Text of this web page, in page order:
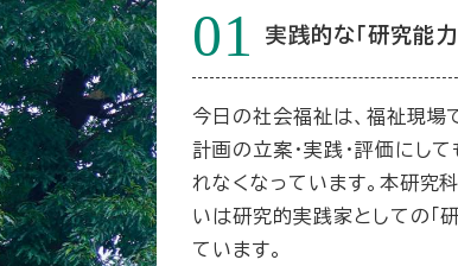
01 実践的な「研究能
今日の社会福祉は、福祉現場
計画の立案・実践・評価にし
れなくなっています。本研究
いは研究的実践家としての「
ています。